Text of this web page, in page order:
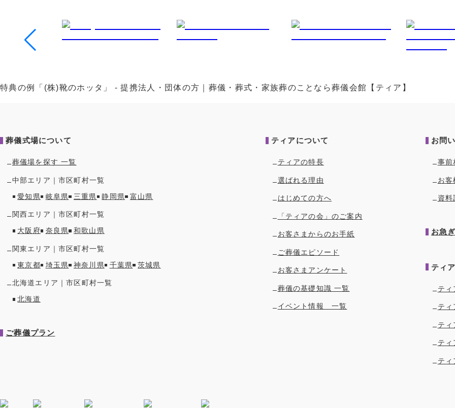
特典の例「(株)靴のホッタ」 - 提携法人・団体の方｜葬儀・葬式・家族葬のことなら葬儀会館【ティア】
葬儀式場について
葬儀場を探す 一覧
中部エリア｜市区町村一覧
愛知県
岐阜県 三重県 静岡県 富山県
関西エリア｜市区町村一覧
大阪府
奈良県 和歌山県
関東エリア｜市区町村一覧
東京都
埼玉県 神奈川県 千葉県 茨城県
北海道エリア｜市区町村一覧
北海道
ご葬儀プラン
ティアについて
ティアの特長
選ばれる理由
はじめての方へ
「ティアの会」のご案内
お客さまからのお手紙
ご葬儀エピソード
お客さまアンケート
葬儀の基礎知識 一覧
イベント情報 一覧
お問
事前
お
資料
お急
ティ
テ
テ
テ
テ
テ